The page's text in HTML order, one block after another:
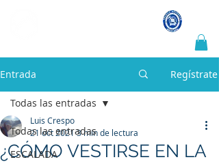
Entrada Regístrate
Todas las entradas
ESCALADA
Todas las entradas
¿CÓMO VESTIRSE EN LA
Luis Crespo
21 oct 20213 min de lectura